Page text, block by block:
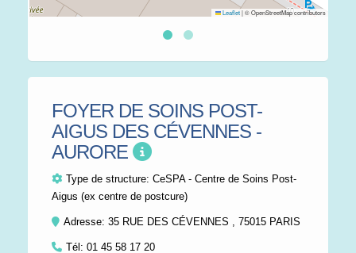
Leaflet|© OpenStreetMap contributors
FOYER DE SOINS POST-
AIGUS DES CÉVENNES -
AURORE
Type de structure: CeSPA - Centre de Soins Post-
Aigus (ex centre de postcure)
Adresse: 35 RUE DES CÉVENNES , 75015 PARIS
Tél: 01 45 58 17 20